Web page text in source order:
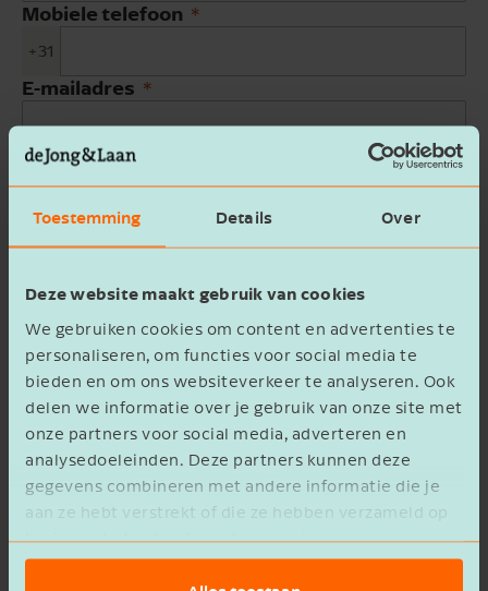
Toestemming Details Over
Deze website maakt gebruik van cookies
We gebruiken cookies om content en advertenties te
personaliseren, om functies voor social media te
bieden en om ons websiteverkeer te analyseren. Ook
delen we informatie over je gebruik van onze site met
onze partners voor social media, adverteren en
analysedoeleinden. Deze partners kunnen deze
gegevens combineren met andere informatie die je
aan ze hebt verstrekt of die ze hebben verzameld op
basis van het gebruik van hun services.
Mobiele telefoon
+31
E-mailadres
Bedrijfsnaam
Ik ga akkoord met hetprivacy statement
Verzenden